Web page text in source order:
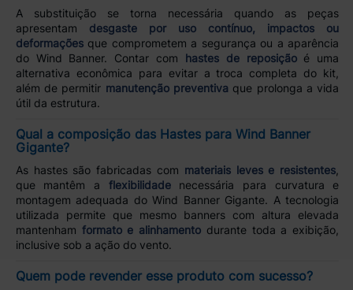
A substituição se torna necessária quando as peças
apresentam desgaste por uso contínuo, impactos ou
deformaçõesque comprometem a segurança ou a aparência
do Wind Banner. Contar com hastes de reposiçãoé uma
alternativa econômica para evitar a troca completa do kit,
além de permitir manutenção preventiva que prolonga a vida
útil da estrutura.
Qual a composição das Hastes para Wind Banner
Gigante?
As hastes são fabricadas com materiais leves e resistentes
que mantêm a flexibilidadenecessária para curvatura e
montagem adequada do Wind Banner Gigante. A tecnologia
utilizada permite que mesmo banners com altura elevada
mantenham formato e alinhamento durante toda a exibição,
inclusive sob a ação do vento.
Quem pode revender esse produto com sucesso?